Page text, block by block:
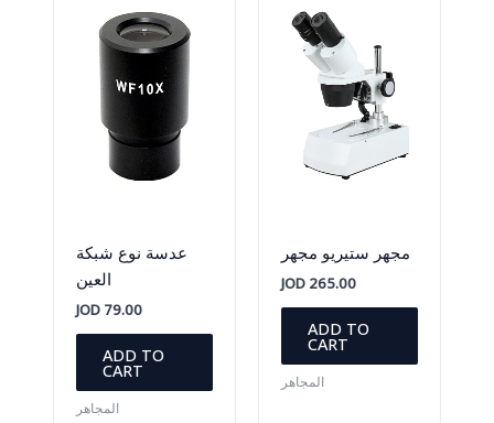
عدسة نوع شبكة
العين
JOD79.00
ADD TO
CART
المجاهر
مجهر ستيريو مجهر
JOD 265.00
ADD TO
CART
المجاهر